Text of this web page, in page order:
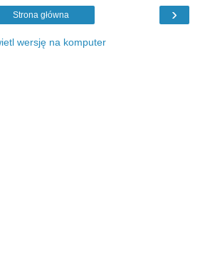
›
Strona główna
wersję na komputer